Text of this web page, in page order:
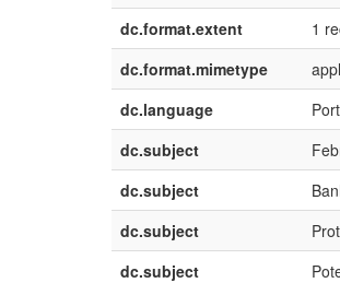
dc.format.extent 1
dc.format.mimetype
dc.language
dc.subject
dc.subject
dc.subject
dc.subject